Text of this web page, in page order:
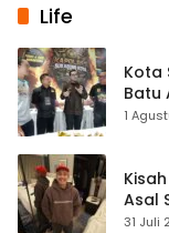
Life
Kota
Batu
1
Asal
31 Juli